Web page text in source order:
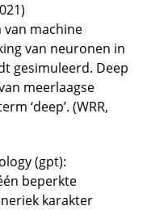
van machine
van neuronen in
gesimuleerd. Deep
meerlaagse
‘deep’. (WRR,
(gpt):
beperkte
karakter